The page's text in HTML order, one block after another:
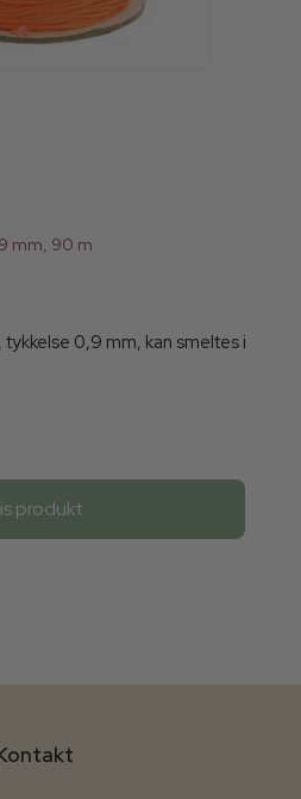
mm, 90 m
0,9 mm, kan smeltes i
produkt